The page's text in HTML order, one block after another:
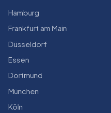
Hamburg
Frankfurt am Main
Düsseldorf
Essen
Dortmund
München
Köln